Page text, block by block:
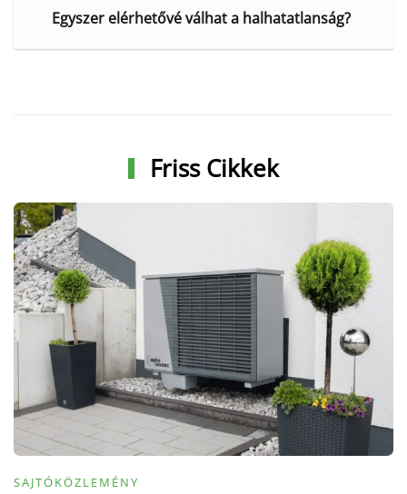
Egyszer elérhetővé válhat a halhatatlanság?
Friss Cikkek
SAJTÓKÖZLEMÉNY